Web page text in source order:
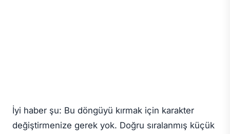
İyi haber şu: Bu döngüyü kırmak için karakter
değiştirmenize gerek yok. Doğru sıralanmış küçük